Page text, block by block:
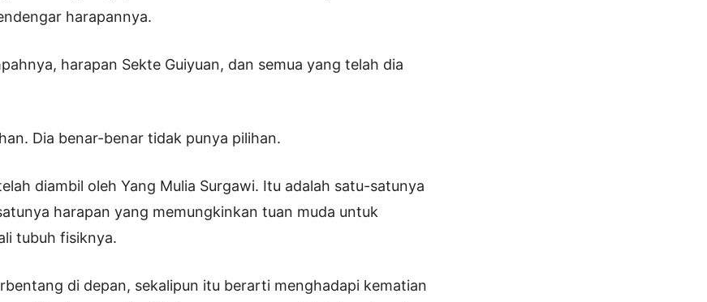
harapannya.
harapan Sekte Guiyuan, dan semua yang telah dia
Dia benar-benar tidak punya pilihan.
diambil oleh Yang Mulia Surgawi. Itu adalah satu-satunya
harapan yang memungkinkan tuan muda untuk
tubuh fisiknya.
di depan, sekalipun itu berarti menghadapi kematian